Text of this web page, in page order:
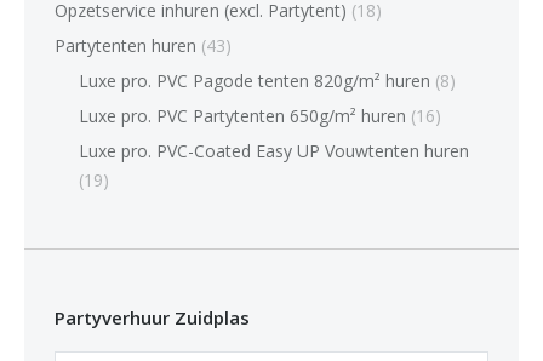
Opzetservice inhuren (excl. Partytent) (18)
Partytenten huren (43)
Luxe pro. PVC Pagode tenten 820g/m² huren (8)
Luxe pro. PVC Partytenten 650g/m² huren (16)
Luxe pro. PVC-Coated Easy UP Vouwtenten huren
(19)
Partyverhuur Zuidplas